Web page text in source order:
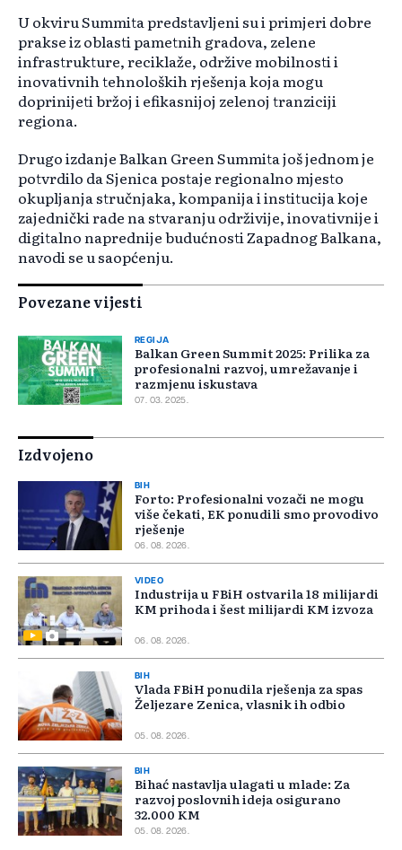
U okviru Summita predstavljeni su i primjeri dobre
prakse iz oblasti pametnih gradova, zelene
infrastrukture, reciklaže, održive mobilnosti i
inovativnih tehnoloških rješenja koja mogu
doprinijeti bržoj i efikasnijoj zelenoj tranziciji
regiona.
Drugo izdanje Balkan Green Summita još jednom je
potvrdilo da Sjenica postaje regionalno mjesto
okupljanja stručnjaka, kompanija i institucija koje
zajednički rade na stvaranju održivije, inovativnije i
digitalno naprednije budućnosti Zapadnog Balkana,
navodi se u saopćenju.
Povezane vijesti
REGIJA
Balkan Green Summit 2025: Prilika za
profesionalni razvoj, umrežavanje i
razmjenu iskustava
07. 03. 2025.
Izdvojeno
BIH
Forto: Profesionalni vozači ne mogu
više čekati, EK ponudili smo provodivo
rješenje
06. 08. 2026.
VIDEO
Industrija u FBiH ostvarila 18 milijardi
KM prihoda i šest milijardi KM izvoza
06. 08. 2026.
BIH
Vlada FBiH ponudila rješenja za spas
Željezare Zenica, vlasnik ih odbio
05. 08. 2026.
BIH
Bihać nastavlja ulagati u mlade: Za
razvoj poslovnih ideja osigurano
32.000 KM
05. 08. 2026.